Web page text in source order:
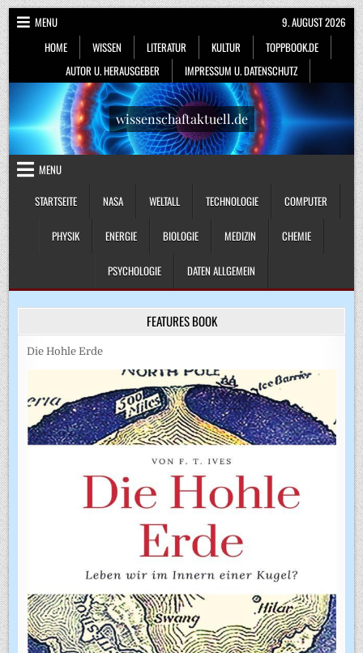
Skip
to
content
MENU
HOME
WISSEN LITERATUR KULTUR
TOPPBOOK.DE
AUTOR U. HERAUSGEBER
IMPRESSUM U. DATENSCHUTZ
9. AUGUST 2026
wissenschaftaktuell.de
MENU
STARTSEITE
NASA WELTALL TECHNOLOGIE COMPUTER
PHYSIK ENERGIE BIOLOGIE MEDIZIN CHEMIE
PSYCHOLOGIE DATEN ALLGEMEIN
FEATURES BOOK
Die Hohle Erde